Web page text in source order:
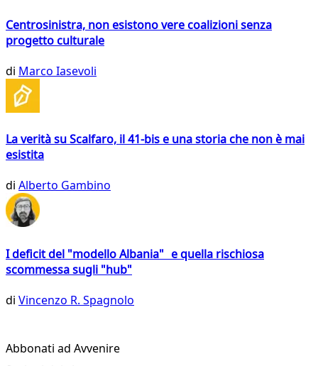
Centrosinistra, non esistono vere coalizioni senza
progetto culturale
di Marco Iasevoli
La verità su Scalfaro, il 41-bis e una storia che non è mai
esistita
di Alberto Gambino
I deficit del "modello Albania" e quella rischiosa
scommessa sugli "hub"
di Vincenzo R. Spagnolo
Abbonati ad Avvenire